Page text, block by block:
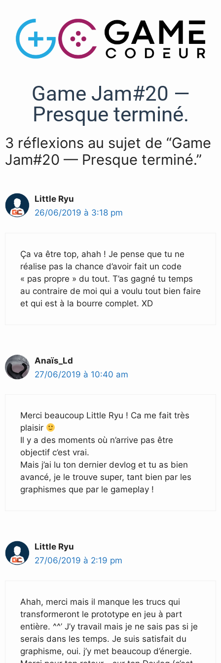
Game Jam#20 —
Presque terminé.
3 réflexions au sujet de “Game
Jam#20 — Presque terminé.”
Little Ryu
26/06/2019 à 3:18 pm
Ça va être top, ahah ! Je pense que tu ne
réalise pas la chance d’avoir fait un code
« pas propre » du tout. T’as gagné tu temps
au contraire de moi qui a voulu tout bien faire
et qui est à la bourre complet. XD
Anaïs_Ld
27/06/2019 à 10:40 am
Merci beaucoup Little Ryu ! Ca me fait très
plaisir
Il y a des moments où n’arrive pas être
objectif c’est vrai.
Mais j’ai lu ton dernier devlog et tu as bien
avancé, je le trouve super, tant bien par les
graphismes que par le gameplay !
Little Ryu
27/06/2019 à 2:19 pm
Ahah, merci mais il manque les trucs qui
transformeront le prototype en jeu à part
entière. ^^’ J’y travail mais je ne sais pas si je
serais dans les temps. Je suis satisfait du
graphisme, oui. j’y met beaucoup d’énergie.